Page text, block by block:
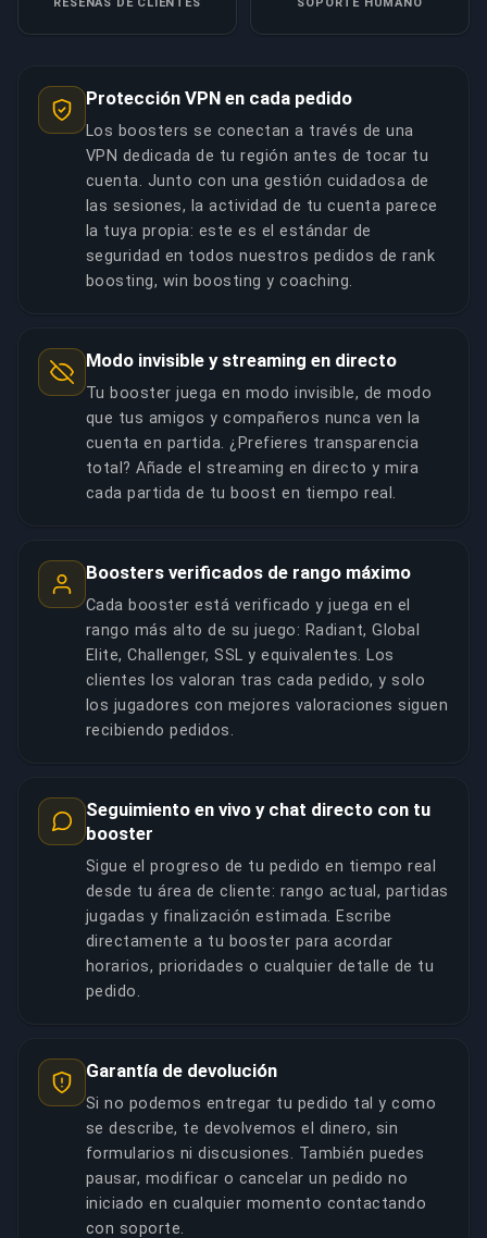
Protección VPN en cada pedido
Los boosters se conectan a través de una
VPN dedicada de tu región antes de tocar tu
cuenta. Junto con una gestión cuidadosa de
las sesiones, la actividad de tu cuenta parece
la tuya propia: este es el estándar de
seguridad en todos nuestros pedidos de rank
boosting, win boosting y coaching.
Modo invisible y streaming en directo
Tu booster juega en modo invisible, de modo
que tus amigos y compañeros nunca ven la
cuenta en partida. ¿Prefieres transparencia
total? Añade el streaming en directo y mira
cada partida de tu boost en tiempo real.
Boosters verificados de rango máximo
Cada booster está verificado y juega en el
rango más alto de su juego: Radiant, Global
Elite, Challenger, SSL y equivalentes. Los
clientes los valoran tras cada pedido, y solo
los jugadores con mejores valoraciones siguen
recibiendo pedidos.
Seguimiento en vivo y chat directo con tu
booster
Sigue el progreso de tu pedido en tiempo real
desde tu área de cliente: rango actual, partidas
jugadas y finalización estimada. Escribe
directamente a tu booster para acordar
horarios, prioridades o cualquier detalle de tu
pedido.
Garantía de devolución
Si no podemos entregar tu pedido tal y como
se describe, te devolvemos el dinero, sin
formularios ni discusiones. También puedes
pausar, modificar o cancelar un pedido no
iniciado en cualquier momento contactando
con soporte.